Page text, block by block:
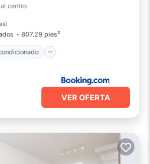
centro
)
807.29 pies²
Aire acondicionado
para niños
VER OFERTA